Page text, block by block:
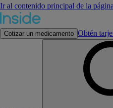
Ir al contenido principal de la página
Cotizar un medicamento Obtén